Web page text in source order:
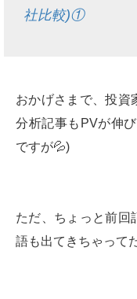
社比較)①
おかげさまで、投資
分析記事もPVが伸
ですが💦)
ただ、ちょっと前回
語も出てきちゃって